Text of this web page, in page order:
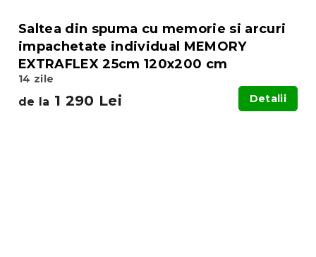
Saltea din spuma cu memorie si arcuri
impachetate individual MEMORY
EXTRAFLEX 25cm 120x200 cm
14 zile
de la 1 290 Lei Detalii